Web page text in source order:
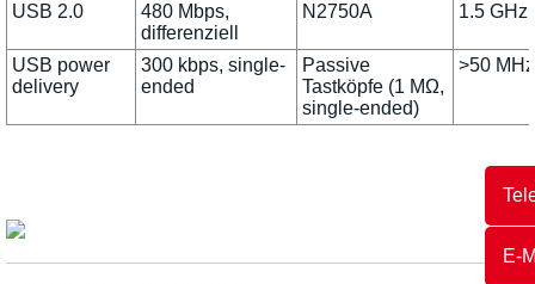
E-
USB 2.0
480 Mbps,
differenziell
N2750A 1.5 GHz
USB power
delivery
300 kbps, single-
ended
Passive
Tastköpfe (1 MΩ,
single-ended)
>50 MHz